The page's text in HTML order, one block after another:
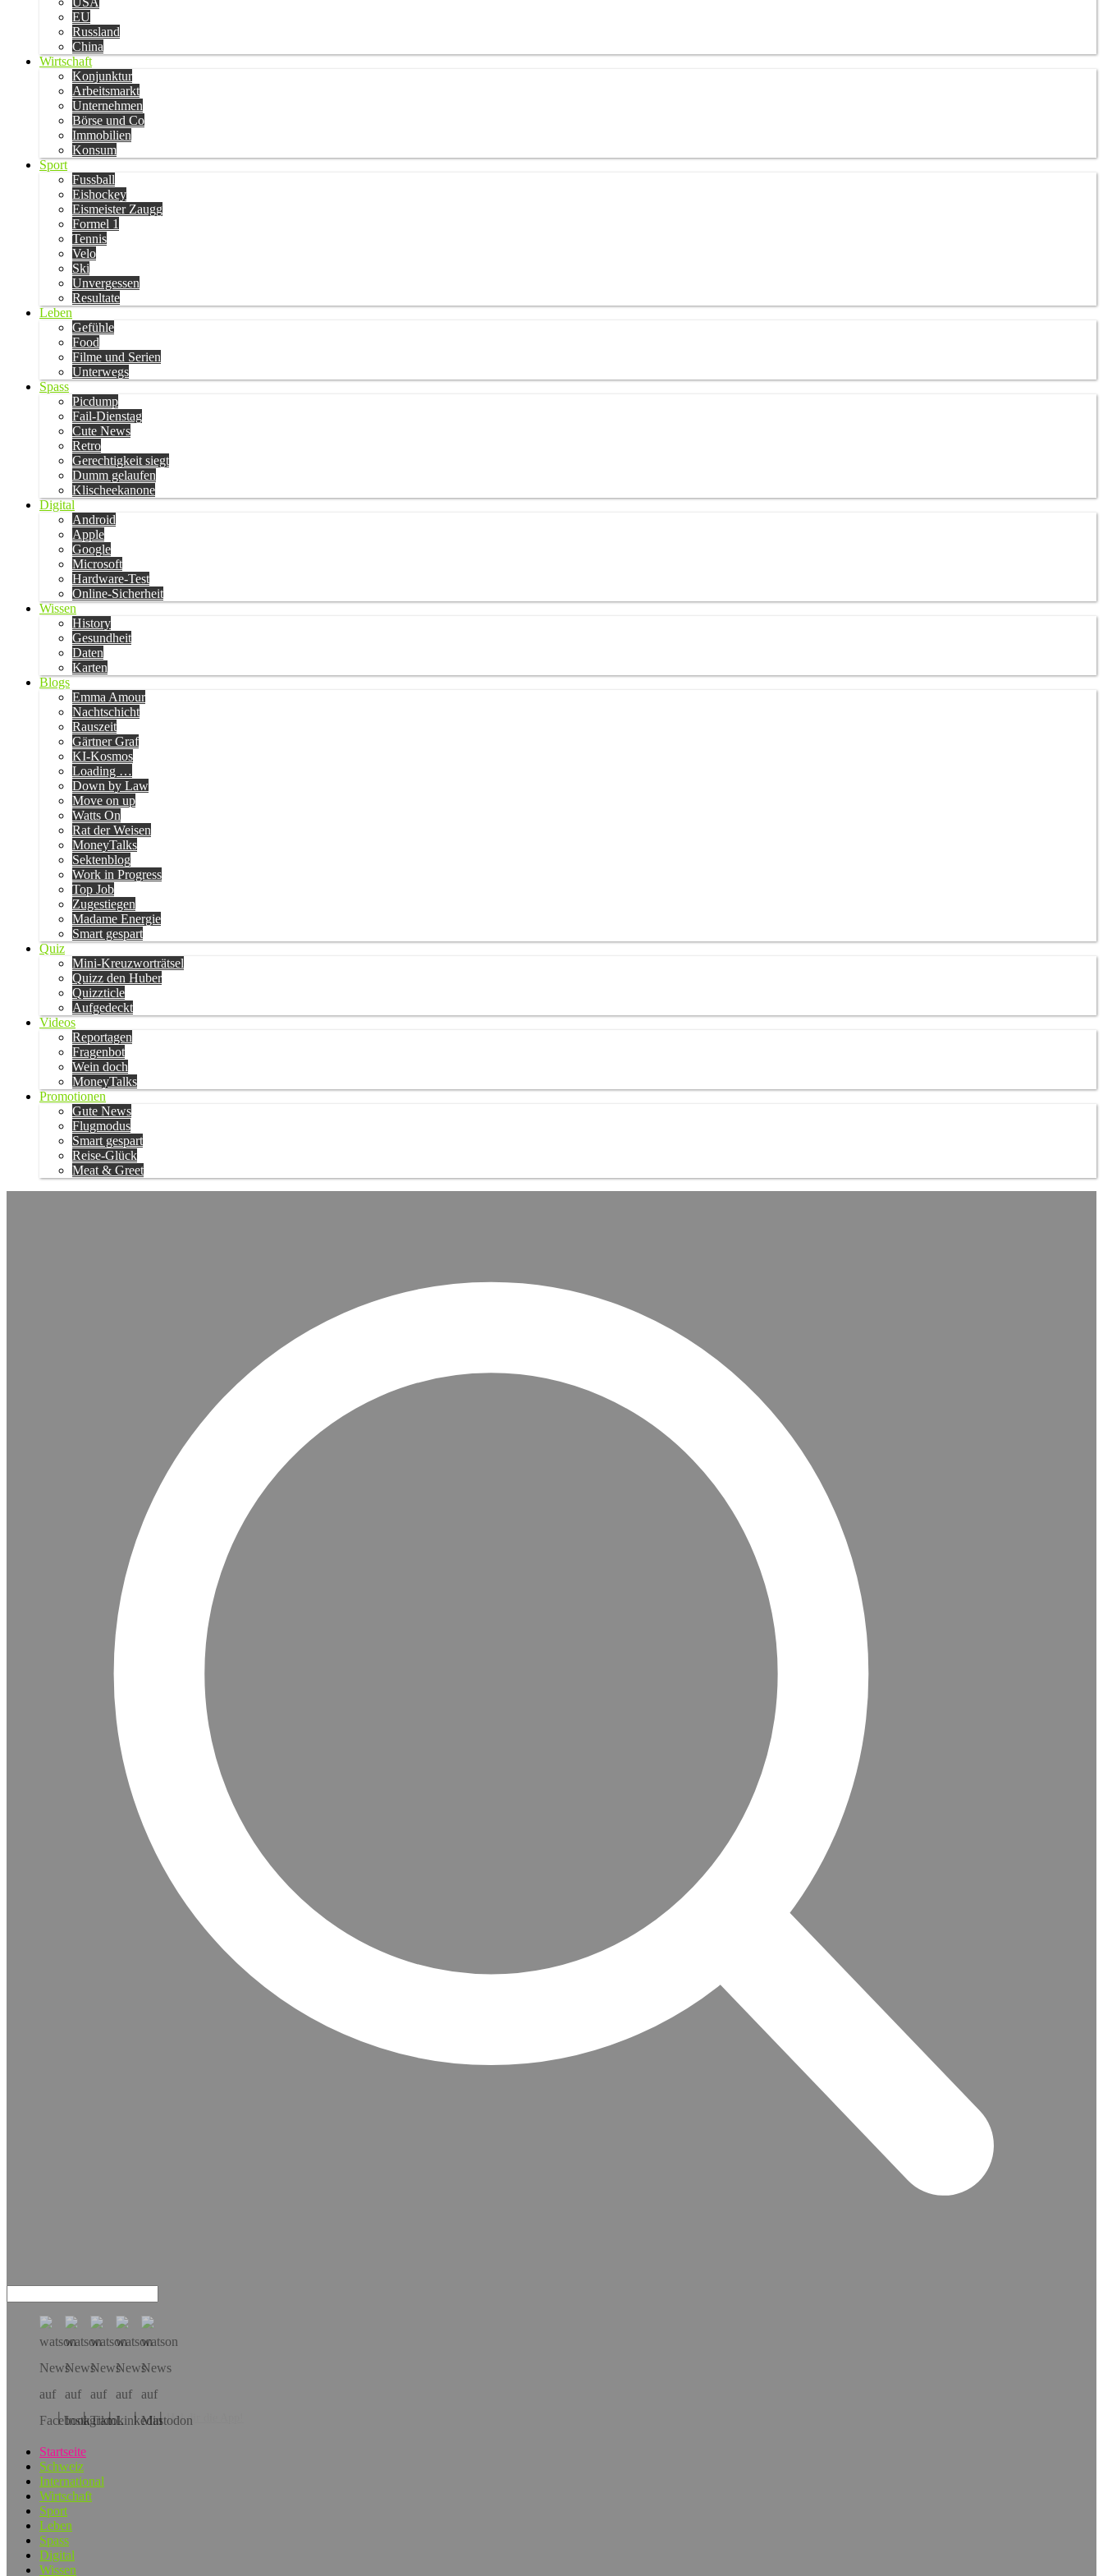
EU
Russland
China
Wirtschaft
Konjunktur
Arbeitsmarkt
Unternehmen
Börse und Co
Immobilien
Konsum
Sport
Fussball
Eishockey
Eismeister Zaugg
Formel 1
Tennis
Velo
Ski
Unvergessen
Resultate
Leben
Gefühle
Food
Filme und Serien
Unterwegs
Spass
Picdump
Fail-Dienstag
Cute News
Retro
Gerechtigkeit siegt
Dumm gelaufen
Klischeekanone
Digital
Android
Apple
Google
Microsoft
Hardware-Test
Online-Sicherheit
Wissen
History
Gesundheit
Daten
Karten
Blogs
Emma Amour
Nachtschicht
Rauszeit
Gärtner Graf
KI-Kosmos
Loading …
Down by Law
Move on up
Watts On
Rat der Weisen
MoneyTalks
Sektenblog
Work in Progress
Top Job
Zugestiegen
Madame Energie
Smart gespart
Quiz
Mini-Kreuzworträtsel
Quizz den Huber
Quizzticle
Aufgedeckt
Videos
Reportagen
Fragenbot
Wein doch
MoneyTalks
Promotionen
Gute News
Flugmodus
Smart gespart
Reise-Glück
Meat & Greet
Hol dir die App!
Startseite
Schweiz
International
Wirtschaft
Sport
Leben
Spass
Digital
Wissen